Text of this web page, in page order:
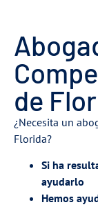
de
¿Necesita un
Florida?
Si ha
ayudarlo
Hemos